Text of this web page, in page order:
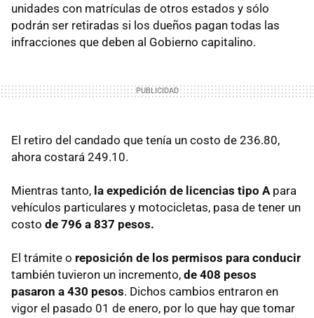
unidades con matrículas de otros estados y sólo
podrán ser retiradas si los dueños pagan todas las
infracciones que deben al Gobierno capitalino.
El retiro del candado que tenía un costo de 236.80,
ahora costará 249.10.
Mientras tanto, la expedición de licencias tipo Apara
vehículos particulares y motocicletas, pasa de tener un
costo de 796 a 837 pesos.
El trámite o reposición de los permisos para conducir
también tuvieron un incremento, de 408 pesos
pasaron a 430 pesos. Dichos cambios entraron en
vigor el pasado 01 de enero, por lo que hay que tomar